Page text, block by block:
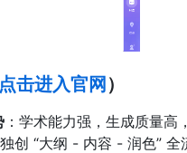
点击进入官网 ）
：学术能力强，生成质量
创 “大纲 - 内容 - 润色”